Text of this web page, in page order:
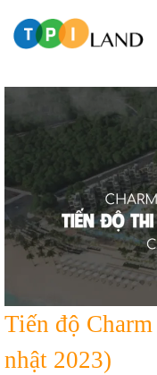
Tiến độ
nhật 2023)